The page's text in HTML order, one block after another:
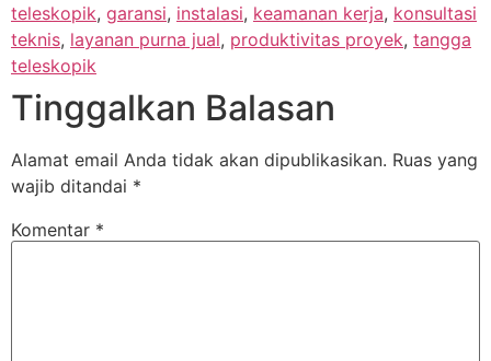
teleskopik, garansi, instalasi, keamanan kerja, konsultasi
teknis, layanan purna jual, produktivitas proyek, tangga
teleskopik
Tinggalkan Balasan
Alamat email Anda tidak akan dipublikasikan. Ruas yang
wajib ditandai *
Komentar *